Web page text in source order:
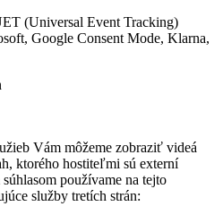
(Universal Event Tracking)
Google Consent Mode, Klarna,
Vám môžeme zobraziť videá
ktorého hostiteľmi sú externí
používame na tejto
služby tretích strán: